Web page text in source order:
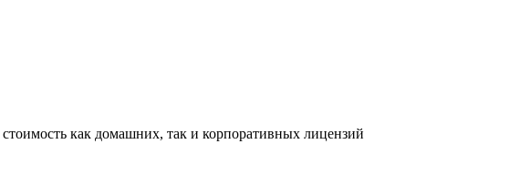
как домашних, так и корпоративных лицензий